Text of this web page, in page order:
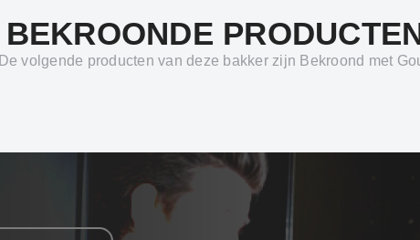
BEKROONDE
De volgende producten van deze bakker zijn Bekroond met